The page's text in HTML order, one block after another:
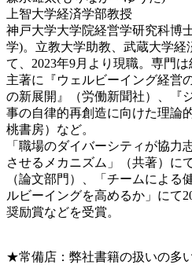
上智大学経済学部教授
神戸大学大学院経営学研究科博
学)。立教大学助教、武蔵大学経
て、2023年9月より現職。専門
主著に『ウェルビーイング経営
の新展開』（労働新聞社）、『
事の自律的再創造に向けた理論
桃書房）など。
「職場のダイバーシティが協力
させるメカニズム」（共著）に
（論文部門）、「チームによる
ルビーイングを高めるか」にて
奨励賞などを受賞。
★常備店：弊社書籍の扱いの多